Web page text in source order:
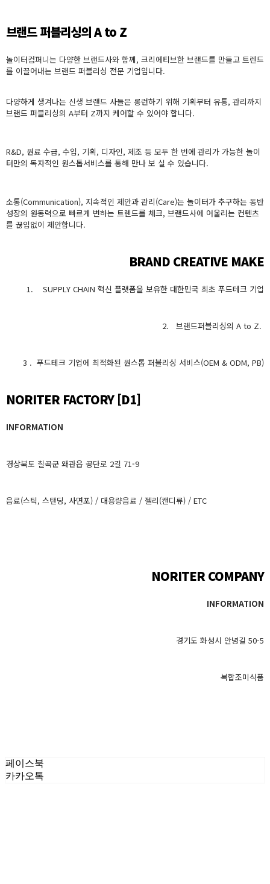
브랜드 퍼블리싱의 A to Z
놀이터컴퍼니는 다양한 브랜드사와 함께, 크리에티브한 브랜드를 만들고 트렌드
를 이끌어내는 브랜드 퍼블리싱 전문 기업입니다.
다양하게 생겨나는 신생 브랜드 사들은 롱런하기 위해 기획부터 유통, 관리까지
브랜드 퍼블리싱의 A부터 Z까지 케어할 수 있어야 합니다.
R&D, 원료 수급, 수입, 기획, 디자인, 제조 등 모두 한 번에 관리가 가능한 놀이
터만의 독자적인 원스톱서비스를 통해 만나 보 실 수 있습니다.
소통(Communication), 지속적인 제안과 관리(Care)는 놀이터가 추구하는 동반
성장의 원동력으로 빠르게 변하는 트렌드를 체크, 브랜드사에 어울리는 컨텐츠
를 끊임없이 제안합니다.
BRAND CREATIVE MAKE
1. SUPPLY CHAIN 혁신 플랫폼을 보유한 대한민국 최초 푸드테크 기업
2. 브랜드퍼블리싱의 A to Z.
3 . 푸드테크 기업에 최적화된 원스톱 퍼블리싱 서비스(OEM & ODM, PB)
NORITER FACTORY [D1]
INFORMATION
경상북도 칠곡군 왜관읍 공단로 2길 71-9
음료(스틱, 스탠딩, 사면포) / 대용량음료 / 젤리(캔디류) / ETC
NORITER COMPANY
INFORMATION
경기도 화성시 안녕길 50-5
복합조미식품
페이스북
카카오톡